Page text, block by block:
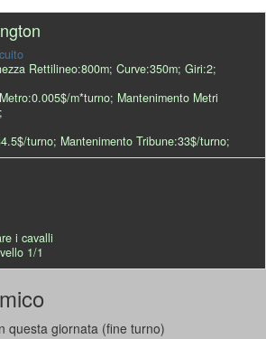
Rettilineo:800m; Curve:350m; Giri:2;
m*turno; Mantenimento Metri
turno; Mantenimento Tribune:33$/turno;
i cavalli
1/1
questa giornata (fine turno)